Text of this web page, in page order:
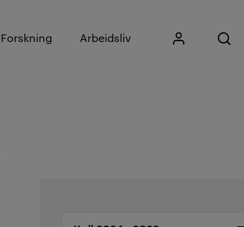
Forskning Arbeidsliv Mitt Kristiania
Åpne
Skriv
Søk